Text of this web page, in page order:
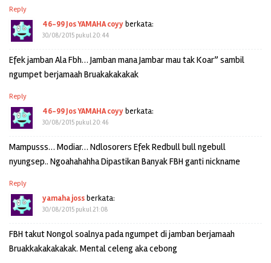
Reply
46-99 Jos YAMAHA coyyberkata:
30/08/2015 pukul 20:44
Efek jamban Ala Fbh… Jamban mana Jambar mau tak Koar” sambil
ngumpet berjamaah Bruakakakakak
Reply
46-99 Jos YAMAHA coyyberkata:
30/08/2015 pukul 20:46
Mampusss… Modiar… Ndlosorers Efek Redbull bull ngebull
nyungsep.. Ngoahahahha Dipastikan Banyak FBH ganti nickname
Reply
yamaha jossberkata:
30/08/2015 pukul 21:08
FBH takut Nongol soalnya pada ngumpet di jamban berjamaah
Bruakkakakakakak. Mental celeng aka cebong